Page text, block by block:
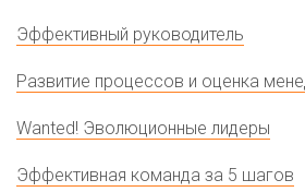
Эффективный руководитель
Развитие процессов и оценка
Wanted! Эволюционные лидеры
Эффективная команда за 5 шагов